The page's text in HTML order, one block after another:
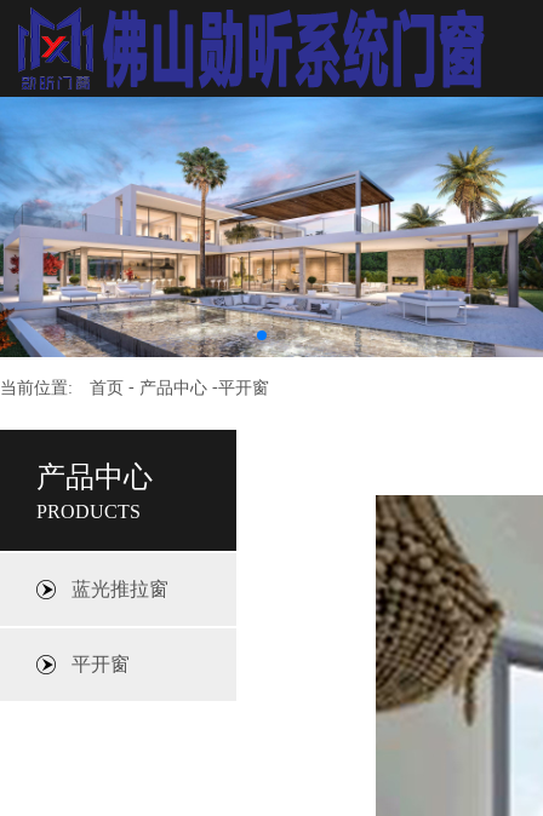
当前位置: 首页 - 产品中心 -平开窗
产品中心
PRODUCTS
蓝光推拉窗
平开窗